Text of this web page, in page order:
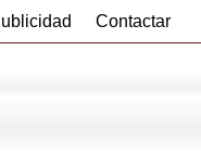
Contactar